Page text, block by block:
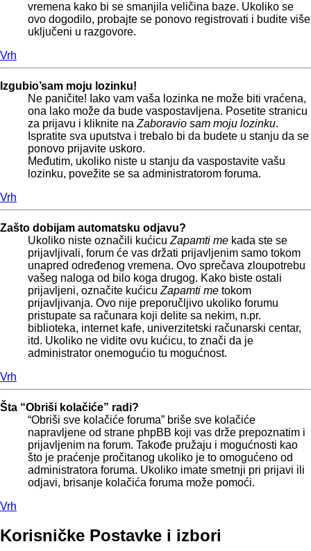
vremena kako bi se smanjila veličina baze. Ukoliko se
ovo dogodilo, probajte se ponovo registrovati i budite više
uključeni u razgovore.
Vrh
Izgubio’sam moju lozinku!
Ne paničite! Iako vam vaša lozinka ne može biti vraćena,
ona lako može da bude vaspostavljena. Posetite stranicu
za prijavu i kliknite na Zaboravio sam moju lozinku.
Ispratite sva uputstva i trebalo bi da budete u stanju da se
ponovo prijavite uskoro.
Međutim, ukoliko niste u stanju da vaspostavite vašu
lozinku, povežite se sa administratorom foruma.
Vrh
Zašto dobijam automatsku odjavu?
Ukoliko niste označili kućicu Zapamti me kada ste se
prijavljivali, forum će vas držati prijavljenim samo tokom
unapred određenog vremena. Ovo sprečava zloupotrebu
vašeg naloga od bilo koga drugog. Kako biste ostali
prijavljeni, označite kućicu Zapamti me tokom
prijavljivanja. Ovo nije preporučljivo ukoliko forumu
pristupate sa računara koji delite sa nekim, n.pr.
biblioteka, internet kafe, univerzitetski računarski centar,
itd. Ukoliko ne vidite ovu kućicu, to znači da je
administrator onemogućio tu mogućnost.
Vrh
Šta “Obriši kolačiće” radi?
“Obriši sve kolačiće foruma” briše sve kolačiće
napravljene od strane phpBB koji vas drže prepoznatim i
prijavljenim na forum. Takođe pružaju i mogućnosti kao
što je praćenje pročitanog ukoliko je to omogućeno od
administratora foruma. Ukoliko imate smetnji pri prijavi ili
odjavi, brisanje kolačića foruma može pomoći.
Vrh
Korisničke Postavke i izbori